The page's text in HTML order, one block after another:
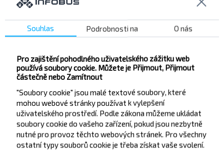
levněji?
Nenechte si ujít akce, slevy a další zajímavé nabídky
od společnosti INFOBUS. Přihlaste se k odběru
novinek a cestujte s námi levněji!
Souhlas Podrobnosti na O nás
Pro zajištění pohodlného uživatelského zážitku web
používá soubory cookie. Můžete je Přijmout, Přijmout
částečně nebo Zamítnout
"Soubory cookie" jsou malé textové soubory, které
mohou webové stránky používat k vylepšení
uživatelského prostředí. Podle zákona můžeme ukládat
soubory cookie do vašeho zařízení, pokud jsou nezbytně
nutné pro provoz těchto webových stránek. Pro všechny
ostatní typy souborů cookie je třeba získat vaše svolení.